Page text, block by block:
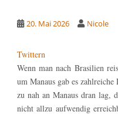
20. Mai 2026 Nicole
Twittern
Wenn man nach Brasilien
um Manaus gab es
zu nah an Manaus dran lag,
nicht allzu aufwendig